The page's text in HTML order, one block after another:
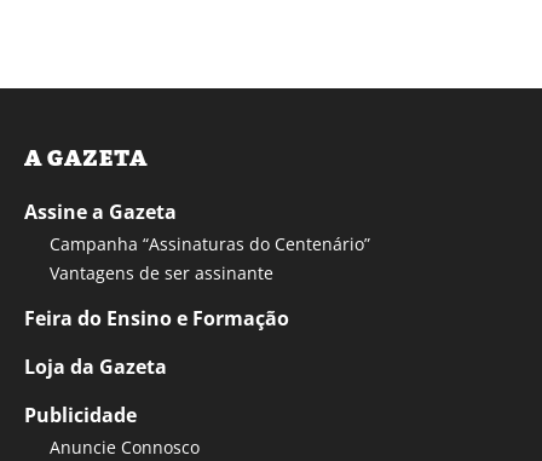
A GAZETA
Assine a Gazeta
Campanha “Assinaturas do Centenário”
Vantagens de ser assinante
Feira do Ensino e Formação
Loja da Gazeta
Publicidade
Anuncie Connosco